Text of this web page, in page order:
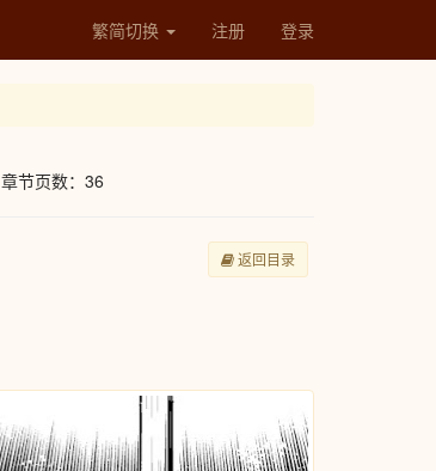
繁简切换 注册 登录
章节页数：36
返回目录